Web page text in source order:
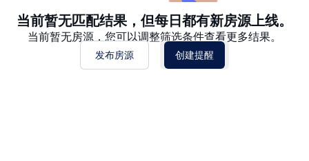
当前暂无匹配结果，但每日都有新房源上线。
当前暂无房源，您可以调整筛选条件查看更多结果。
发布房源 创建提醒